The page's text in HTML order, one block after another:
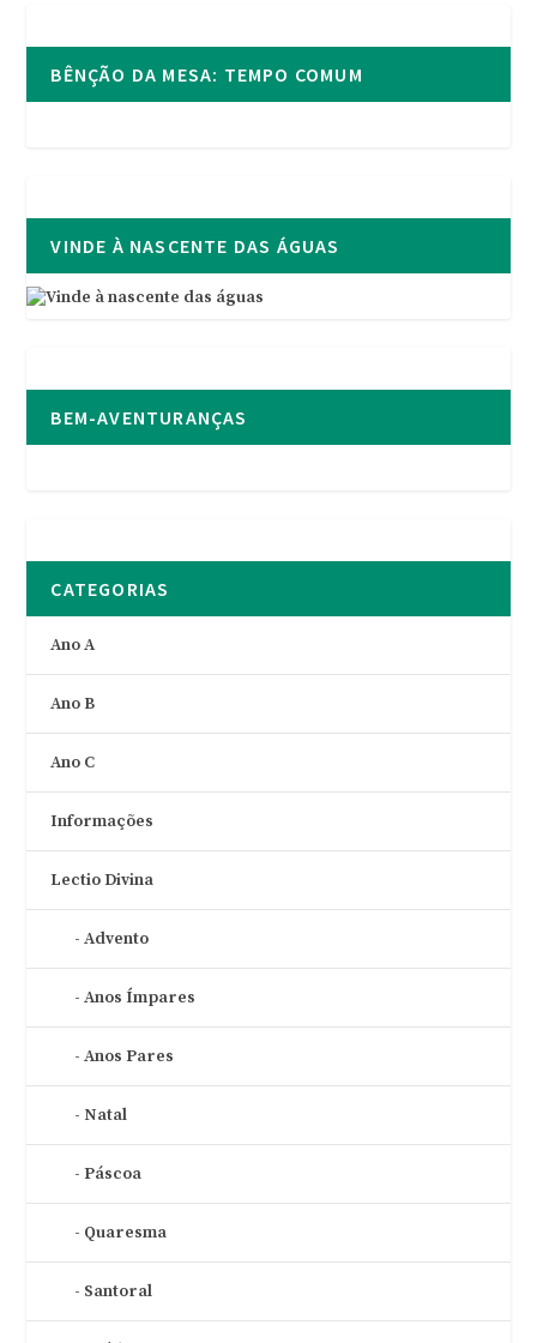
BÊNÇÃO DA MESA: TEMPO COMUM
VINDE À NASCENTE DAS ÁGUAS
BEM-AVENTURANÇAS
CATEGORIAS
Ano A
Ano B
Ano C
Informações
Lectio Divina
Advento
Anos Ímpares
Anos Pares
Natal
Páscoa
Quaresma
Santoral